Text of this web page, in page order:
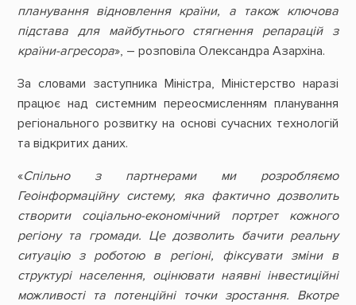
планування відновлення країни, а також ключова
підстава для майбутнього стягнення репарацій з
країни-агресора», – розповіла Олександра Азархіна.
За словами заступника Міністра, Міністерство наразі
працює над системним переосмисленням планування
регіонального розвитку на основі сучасних технологій
та відкритих даних.
«Спільно з партнерами ми розробляємо
Геоінформаційну систему, яка фактично дозволить
створити соціально-економічний портрет кожного
регіону та громади. Це дозволить бачити реальну
ситуацію з роботою в регіоні, фіксувати зміни в
структурі населення, оцінювати наявні інвестиційні
можливості та потенційні точки зростання. Вкотре